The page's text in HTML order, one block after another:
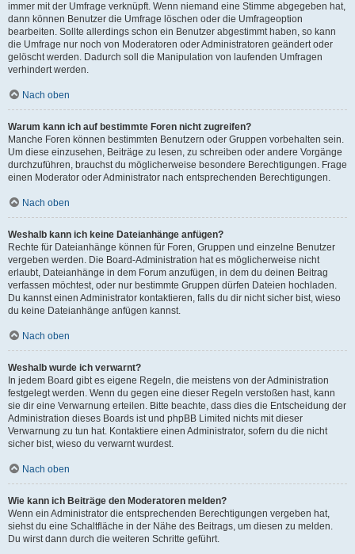
immer mit der Umfrage verknüpft. Wenn niemand eine Stimme abgegeben hat,
dann können Benutzer die Umfrage löschen oder die Umfrageoption
bearbeiten. Sollte allerdings schon ein Benutzer abgestimmt haben, so kann
die Umfrage nur noch von Moderatoren oder Administratoren geändert oder
gelöscht werden. Dadurch soll die Manipulation von laufenden Umfragen
verhindert werden.
Nach oben
Warum kann ich auf bestimmte Foren nicht zugreifen?
Manche Foren können bestimmten Benutzern oder Gruppen vorbehalten sein.
Um diese einzusehen, Beiträge zu lesen, zu schreiben oder andere Vorgänge
durchzuführen, brauchst du möglicherweise besondere Berechtigungen. Frage
einen Moderator oder Administrator nach entsprechenden Berechtigungen.
Nach oben
Weshalb kann ich keine Dateianhänge anfügen?
Rechte für Dateianhänge können für Foren, Gruppen und einzelne Benutzer
vergeben werden. Die Board-Administration hat es möglicherweise nicht
erlaubt, Dateianhänge in dem Forum anzufügen, in dem du deinen Beitrag
verfassen möchtest, oder nur bestimmte Gruppen dürfen Dateien hochladen.
Du kannst einen Administrator kontaktieren, falls du dir nicht sicher bist, wieso
du keine Dateianhänge anfügen kannst.
Nach oben
Weshalb wurde ich verwarnt?
In jedem Board gibt es eigene Regeln, die meistens von der Administration
festgelegt werden. Wenn du gegen eine dieser Regeln verstoßen hast, kann
sie dir eine Verwarnung erteilen. Bitte beachte, dass dies die Entscheidung der
Administration dieses Boards ist und phpBB Limited nichts mit dieser
Verwarnung zu tun hat. Kontaktiere einen Administrator, sofern du die nicht
sicher bist, wieso du verwarnt wurdest.
Nach oben
Wie kann ich Beiträge den Moderatoren melden?
Wenn ein Administrator die entsprechenden Berechtigungen vergeben hat,
siehst du eine Schaltfläche in der Nähe des Beitrags, um diesen zu melden.
Du wirst dann durch die weiteren Schritte geführt.